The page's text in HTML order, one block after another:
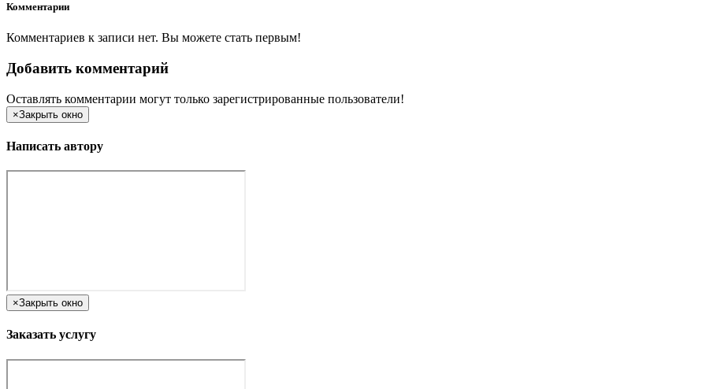
Комментарии
Комментариев к записи нет. Вы можете стать первым!
Добавить комментарий
Оставлять комментарии могут только зарегистрированные пользователи!
×Закрыть окно
Написать автору
×Закрыть окно
Заказать услугу